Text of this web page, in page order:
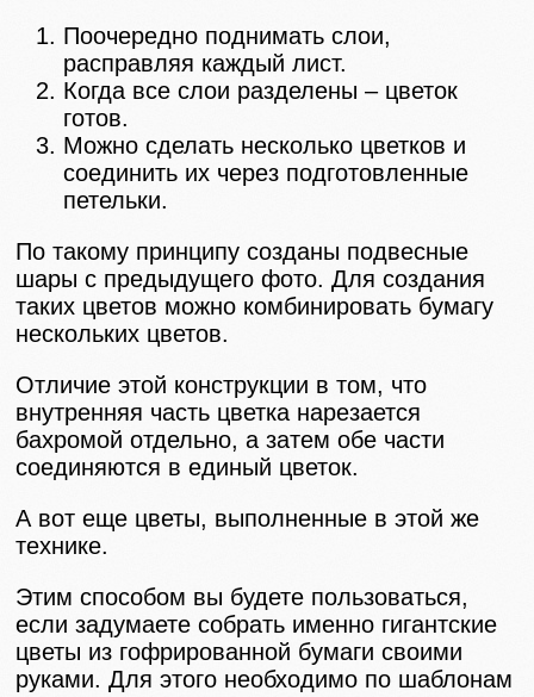
Поочередно поднимать слои,
расправляя каждый лист.
Когда все слои разделены – цветок
готов.
Можно сделать несколько цветков и
соединить их через подготовленные
петельки.
По такому принципу созданы подвесные
шары с предыдущего фото. Для создания
таких цветов можно комбинировать бумагу
нескольких цветов.
Отличие этой конструкции в том, что
внутренняя часть цветка нарезается
бахромой отдельно, а затем обе части
соединяются в единый цветок.
А вот еще цветы, выполненные в этой же
технике.
Этим способом вы будете пользоваться,
если задумаете собрать именно гигантские
цветы из гофрированной бумаги своими
руками. Для этого необходимо по шаблонам